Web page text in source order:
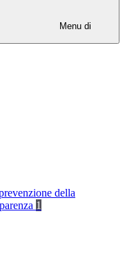
Menu di
della
1